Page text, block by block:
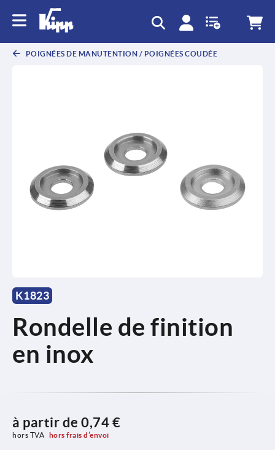
POIGNÉES DE MANUTENTION / POIGNÉES COUDÉE
K1823
Rondelle de finition
en inox
à partir de 0,74 €
hors TVA hors frais d’envoi